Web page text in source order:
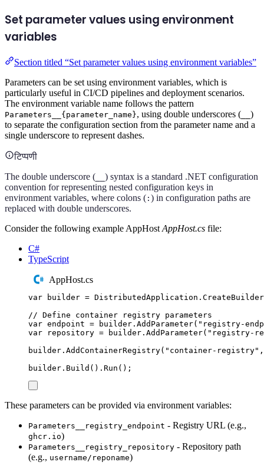
Set parameter values using environment
variables
Section titled “Set parameter values using environment variables”
Parameters can be set using environment variables, which is
particularly useful in CI/CD pipelines and deployment scenarios.
The environment variable name follows the pattern
Parameters__{parameter_name}, using double underscores (
)
to separate the configuration section from the parameter name and a
single underscore to represent dashes.
टिप्पणी
The double underscore (
) syntax is a standard .NET configuration
convention for representing nested configuration keys in
environment variables, where colons ( : ) in configuration paths are
replaced with double underscores.
Consider the following example AppHost AppHost.cs file:
C#
TypeScript
AppHost.cs
var builder = DistributedApplication . CreateBuilder
// Define container registry parameters
var endpoint = builder . AddParameter( " registry-
var repository = builder . AddParameter( " registry-
builder . AddContainerRegistry( " container-registry" ,
builder . Build () . Run ();
These parameters can be provided via environment variables:
Parameters__registry_endpoint - Registry URL (e.g.,
ghcr.io)
Parameters__registry_repository - Repository path
(e.g., username/reponame)